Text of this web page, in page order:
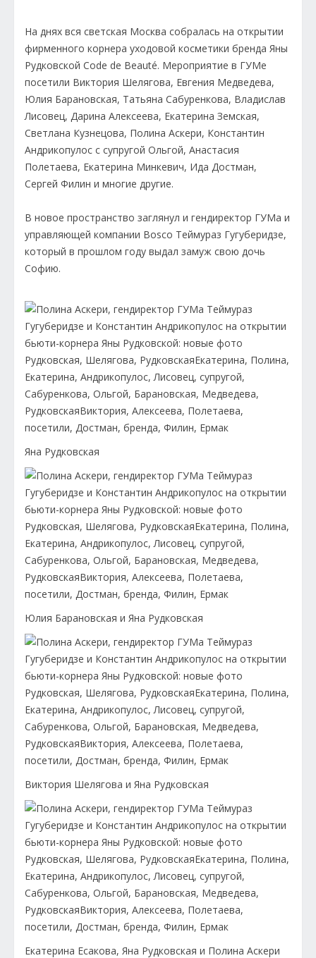
На днях вся светская Москва собралась на открытии
фирменного корнера уходовой косметики бренда Яны
Рудковской Code de Beauté. Мероприятие в ГУМе
посетили Виктория Шелягова, Евгения Медведева,
Юлия Барановская, Татьяна Сабуренкова, Владислав
Лисовец, Дарина Алексеева, Екатерина Земская,
Светлана Кузнецова, Полина Аскери, Константин
Андрикопулос с супругой Ольгой, Анастасия
Полетаева, Екатерина Минкевич, Ида Достман,
Сергей Филин и многие другие.
В новое пространство заглянул и гендиректор ГУМа и
управляющей компании Bosco Теймураз Гугуберидзе,
который в прошлом году выдал замуж свою дочь
Софию.
Яна Рудковская
Юлия Барановская и Яна Рудковская
Виктория Шелягова и Яна Рудковская
Екатерина Есакова, Яна Рудковская и Полина Аскери